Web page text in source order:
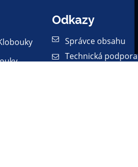
Odkazy
Správce obsahu
Technická podpora